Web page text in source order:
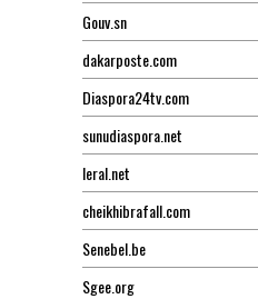
Gouv.sn
dakarposte.com
Diaspora24tv.com
sunudiaspora.net
leral.net
cheikhibrafall.com
Senebel.be
Sgee.org